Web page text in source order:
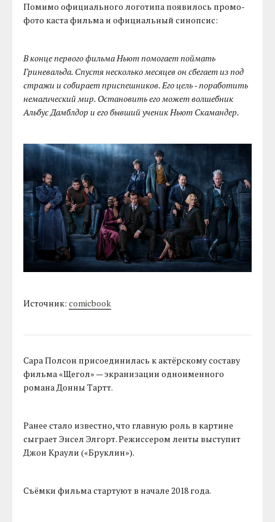
Помимо официального логотипа появилось промо-
фото каста фильма и официальный синопсис:
В конце первого фильма Ньют помогает поймать
Гриневальда. Спустя несколько месяцев он сбегает из под
стражи и собирает приспешников. Его цель - поработить
немагический мир. Остановить его может волшебник
Альбус Дамблдор и его бывший ученик Ньют Скамандер.
Источник:comicbook
Сара Полсон присоединилась к актёрскому составу
фильма «Щегол» — экранизации одноименного
романа Донны Тартт.
Ранее стало известно, что главную роль в картине
сыграет Энсел Элгорт. Режиссером ленты выступит
Джон Краули («Бруклин»).
Съёмки фильма стартуют в начале 2018 года.